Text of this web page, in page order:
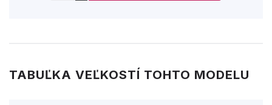
TABUĽKA VEĽKOSTÍ TOHTO MODELU